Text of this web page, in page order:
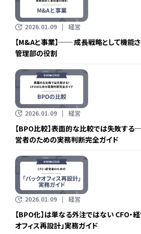
2026.01.09 経営
【M&Aと事業】── 成長戦略として機能
管理部の役割
2026.01.09 経営
【BPO比較】表面的な比較では失敗する
営者のための実務判断完全ガイド
2026.01.09 経営
【BPO化】は単なる外注ではない CFO・
オフィス再設計」実務ガイド